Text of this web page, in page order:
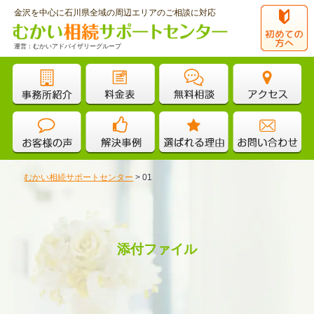
金沢を中心に石川県全域の周辺エリアのご相談に対応
運営：むかいアドバイザリーグループ
むかい相続サポートセンター >01
添付ファイル